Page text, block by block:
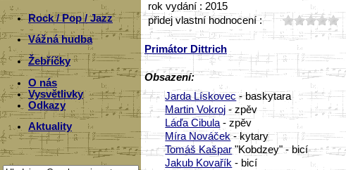
Rock / Pop / Jazz
Vážná hudba
Žebříčky
O nás
Vysvětlivky
Odkazy
Aktuality
rok vydání : 2015
přidej vlastní hodnocení :
Primátor Dittrich
Obsazení:
Jarda Lískovec- baskytara
Martin Vokroj- zpěv
Láďa Cibula- zpěv
Míra Nováček- kytary
Tomáš Kašpar"Kobdzey" - bicí
Jakub Kovařík - bicí